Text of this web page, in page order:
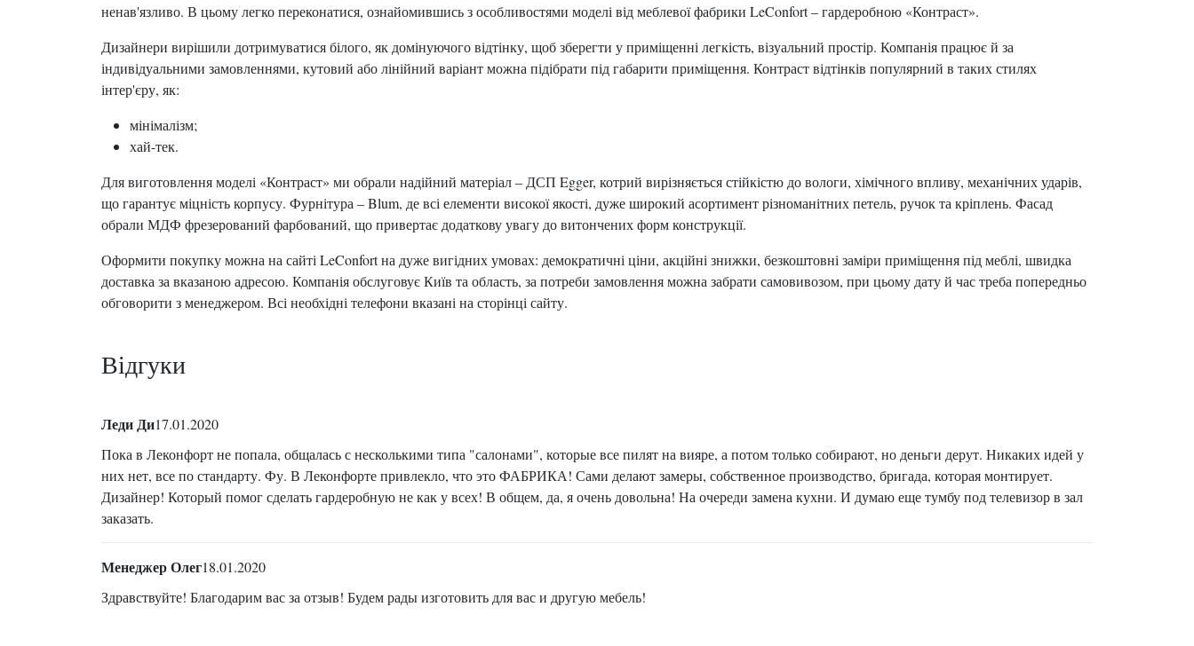
ненав'язливо. В цьому легко переконатися, ознайомившись з особливостями моделі від меблевої фабрики LeConfort – гардеробною «Контраст».
Дизайнери вирішили дотримуватися білого, як домінуючого відтінку, щоб зберегти у приміщенні легкість, візуальний простір. Компанія працює й за
індивідуальними замовленнями, кутовий або лінійний варіант можна підібрати під габарити приміщення. Контраст відтінків популярний в таких стилях
інтер'єру, як:
мінімалізм;
хай-тек.
Для виготовлення моделі «Контраст» ми обрали надійний матеріал – ДСП Egger, котрий вирізняється стійкістю до вологи, хімічного впливу, механічних ударів,
що гарантує міцність корпусу. Фурнітура – Blum, де всі елементи високої якості, дуже широкий асортимент різноманітних петель, ручок та кріплень. Фасад
обрали МДФ фрезерований фарбований, що привертає додаткову увагу до витончених форм конструкції.
Оформити покупку можна на сайті LeConfort на дуже вигідних умовах: демократичні ціни, акційні знижки, безкоштовні заміри приміщення під меблі, швидка
доставка за вказаною адресою. Компанія обслуговує Київ та область, за потреби замовлення можна забрати самовивозом, при цьому дату й час треба попередньо
обговорити з менеджером. Всі необхідні телефони вказані на сторінці сайту.
Відгуки
Леди Ди17.01.2020
Пока в Леконфорт не попала, общалась с несколькими типа "салонами", которые все пилят на вияре, а потом только собирают, но деньги дерут. Никаких идей у
них нет, все по стандарту. Фу. В Леконфорте привлекло, что это ФАБРИКА! Сами делают замеры, собственное производство, бригада, которая монтирует.
Дизайнер! Который помог сделать гардеробную не как у всех! В общем, да, я очень довольна! На очереди замена кухни. И думаю еще тумбу под телевизор в зал
заказать.
Менеджер Олег18.01.2020
Здравствуйте! Благодарим вас за отзыв! Будем рады изготовить для вас и другую мебель!